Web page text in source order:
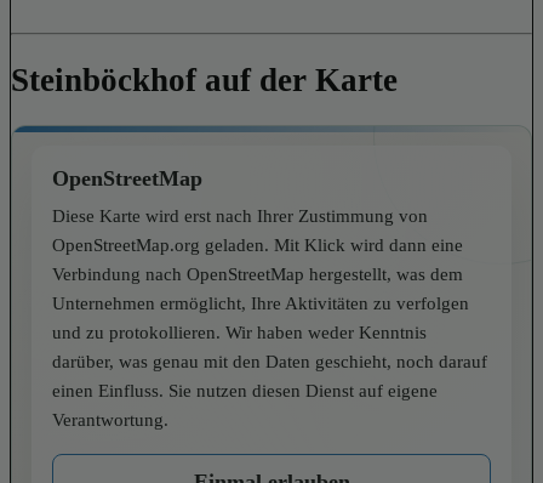
Steinböckhof auf der Karte
OpenStreetMap
Diese Karte wird erst nach Ihrer Zustimmung von
OpenStreetMap.org geladen. Mit Klick wird dann eine
Verbindung nach OpenStreetMap hergestellt, was dem
Unternehmen ermöglicht, Ihre Aktivitäten zu verfolgen
und zu protokollieren. Wir haben weder Kenntnis
darüber, was genau mit den Daten geschieht, noch darauf
einen Einfluss. Sie nutzen diesen Dienst auf eigene
Verantwortung.